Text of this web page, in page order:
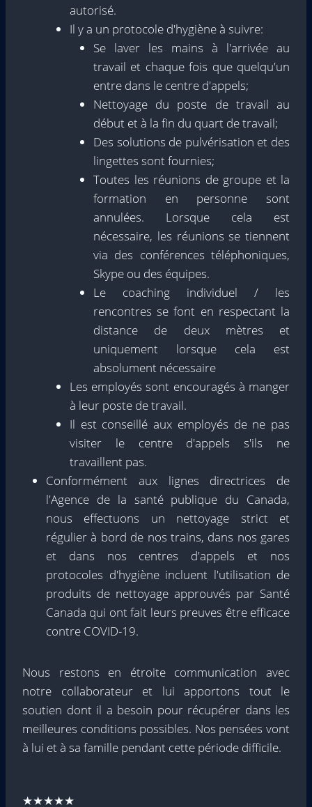
autorisé.
Il y a un protocole d'hygiène à suivre:
Se laver les mains à l'arrivée au
travail et chaque fois que quelqu'un
entre dans le centre d'appels;
Nettoyage du poste de travail au
début et à la fin du quart de travail;
Des solutions de pulvérisation et des
lingettes sont fournies;
Toutes les réunions de groupe et la
formation en personne sont
annulées. Lorsque cela est
nécessaire, les réunions se tiennent
via des conférences téléphoniques,
Skype ou des équipes.
Le coaching individuel / les
rencontres se font en respectant la
distance de deux mètres et
uniquement lorsque cela est
absolument nécessaire
Les employés sont encouragés à manger
à leur poste de travail.
Il est conseillé aux employés de ne pas
visiter le centre d'appels s'ils ne
travaillent pas.
Conformément aux lignes directrices de
l'Agence de la santé publique du Canada,
nous effectuons un nettoyage strict et
régulier à bord de nos trains, dans nos gares
et dans nos centres d'appels et nos
protocoles d'hygiène incluent l'utilisation de
produits de nettoyage approuvés par Santé
Canada qui ont fait leurs preuves être efficace
contre COVID-19.
Nous restons en étroite communication avec
notre collaborateur et lui apportons tout le
soutien dont il a besoin pour récupérer dans les
meilleures conditions possibles. Nos pensées vont
à lui et à sa famille pendant cette période difficile.
★★★★★